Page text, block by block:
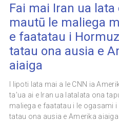
Fai mai Iran ua lata
mautū le maliega
e faatatau i
tatau ona ausia e
aiaiga
I lipoti lata mai a le CNN ia
ta’ua ai e Iran ua latalata ona
maliega e faatatau i le ogasami i
tatau ona ausia e Amerika